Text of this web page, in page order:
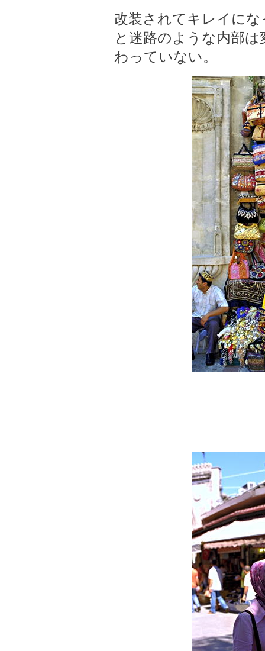
改装されてキレイにな
と迷路のような内部は
わっていない。